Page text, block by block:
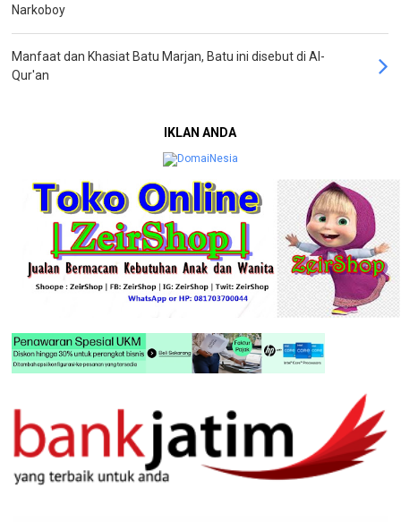
Narkoboy
Manfaat dan Khasiat Batu Marjan, Batu ini disebut di Al-
Qur'an
IKLAN ANDA